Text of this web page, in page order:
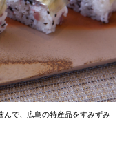
んで、広島の特産品をすみずみ